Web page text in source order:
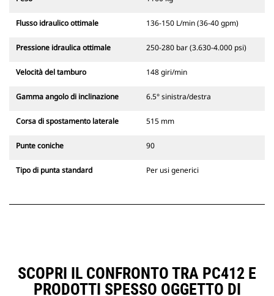
Flusso idraulico ottimale 136-150 L/min (36-40 gpm)
Pressione idraulica ottimale 250-280 bar (3.630-4.000 psi)
Velocità del tamburo 148 giri/min
Gamma angolo di inclinazione 6.5° sinistra/destra
Corsa di spostamento laterale 515 mm
Punte coniche 90
Tipo di punta standard Per usi generici
SCOPRI IL CONFRONTO TRA PC412 E
PRODOTTI SPESSO OGGETTO DI